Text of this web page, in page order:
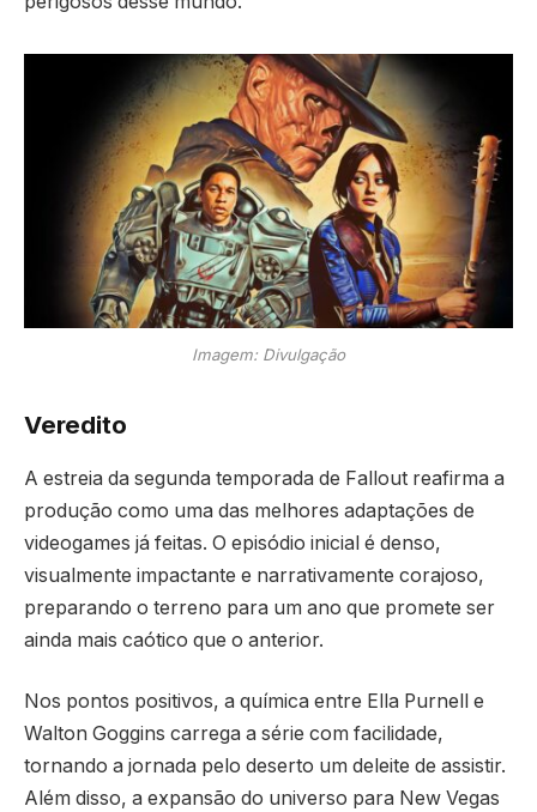
Imagem: Divulgação
Veredito
A estreia da segunda temporada de Fallout reafirma a
produção como uma das melhores adaptações de
videogames já feitas. O episódio inicial é denso,
visualmente impactante e narrativamente corajoso,
preparando o terreno para um ano que promete ser
ainda mais caótico que o anterior.
Nos pontos positivos, a química entre Ella Purnell e
Walton Goggins carrega a série com facilidade,
tornando a jornada pelo deserto um deleite de assistir.
Além disso, a expansão do universo para New Vegas